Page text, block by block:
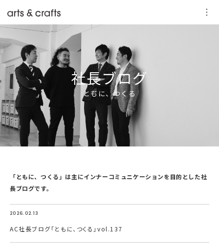
社長ブログ
ともに、つくる
「ともに、つくる」は主にインナーコミュニケーションを目的とした社
長ブログです。
2026.02.13
AC社長ブログ「ともに、つくる」vol.137